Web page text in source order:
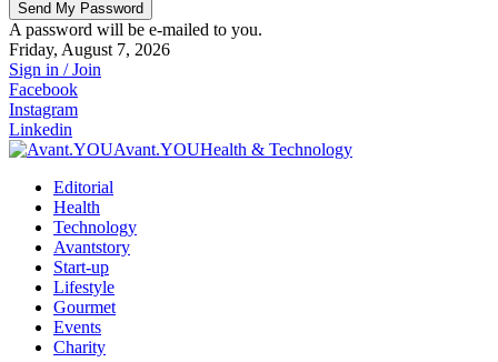
A password will be e-mailed to you.
Friday, August 7, 2026
Sign in / Join
Facebook
Instagram
Linkedin
Avant.YOUHealth & Technology
Editorial
Health
Technology
Avantstory
Start-up
Lifestyle
Gourmet
Events
Charity